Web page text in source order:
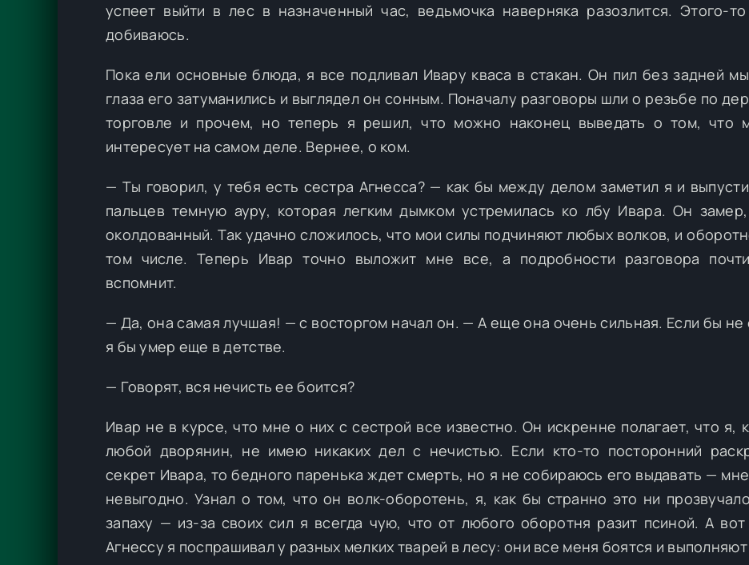
успеет выйти в лес в назначенный час, ведьмочка наверняка разозлится. Этого-
добиваюсь.
Пока ели основные блюда, я все подливал Ивару кваса в стакан. Он пил без задней
глаза его затуманились и выглядел он сонным. Поначалу разговоры шли о резьбе по
торговле и прочем, но теперь я решил, что можно наконец выведать о том, что
интересует на самом деле. Вернее, о ком.
— Ты говорил, у тебя есть сестра Агнесса? — как бы между делом заметил я и
пальцев темную ауру, которая легким дымком устремилась ко лбу Ивара. Он
околдованный. Так удачно сложилось, что мои силы подчиняют любых волков, и
том числе. Теперь Ивар точно выложит мне все, а подробности разговора
вспомнит.
— Да, она самая лучшая! — с восторгом начал он. — А еще она очень сильная. Если бы не
я бы умер еще в детстве.
— Говорят, вся нечисть ее боится?
Ивар не в курсе, что мне о них с сестрой все известно. Он искренне полагает, что я,
любой дворянин, не имею никаких дел с нечистью. Если кто-то посторонний
секрет Ивара, то бедного паренька ждет смерть, но я не собираюсь его выдавать —
невыгодно. Узнал о том, что он волк-оборотень, я, как бы странно это ни
запаху — из-за своих сил я всегда чую, что от любого оборотня разит псиной. А
Агнессу я поспрашивал у разных мелких тварей в лесу: они все меня боятся и